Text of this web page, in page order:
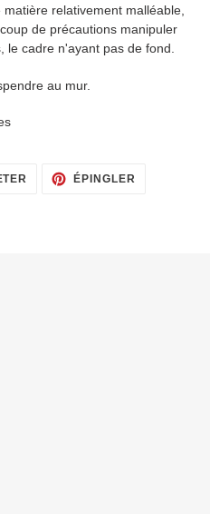
relativement malléable,
de précautions manipuler
le cadre n'ayant pas de fond.
au mur.
TWEETER
SUR
ÉPINGLER